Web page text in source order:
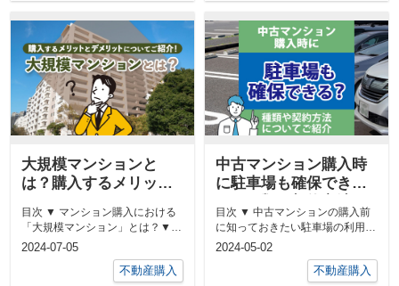
大規模マンションと
は？購入するメリット
ご紹介！
目次 ▼ マンション購入における
「大規模マンション」とは？▼
大規模マンションを購入するメリ
2024-07-05
不動産購入
中古マンション購入時
に駐車場も確保でき
ついてご紹介
目次 ▼ 中古マンションの購入前
に知っておきたい駐車場の利用状
況について▼ 中古マンションの
2024-05-02
不動産購入